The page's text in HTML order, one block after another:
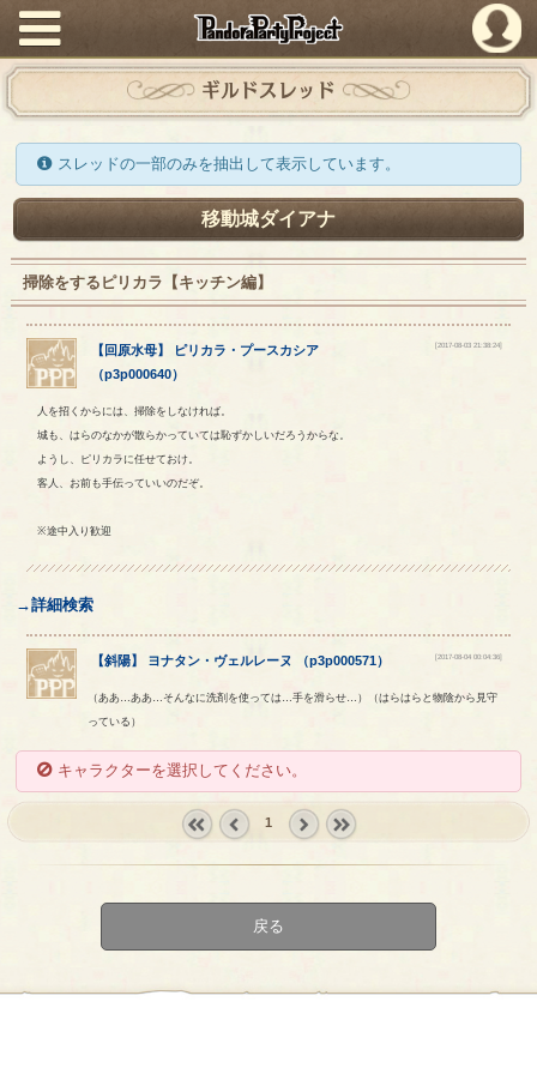
PandoraPartyProject
ギルドスレッド
スレッドの一部のみを抽出して表示しています。
移動城ダイアナ
掃除をするピリカラ【キッチン編】
【 回原水母】 ピリカラ ・ プースカシア
（p3p000640）
[2017-08-03 21:38:24]
人を招くからには、掃除をしなければ。
城も、はらのなかが散らかっていては恥ずかしいだろうからな。
ようし、ピリカラに任せておけ。
客人、お前も手伝っていいのだぞ。
※途中入り歓迎
→詳細検索
【斜陽】 ヨナタン ・ ヴェルレーヌ （p3p000571） [2017-08-04 00:04:36]
（ああ…ああ…そんなに洗剤を使っては…手を滑らせ…）（はらはらと物陰から見守
っている）
キャラクターを選択してください。
1
戻る